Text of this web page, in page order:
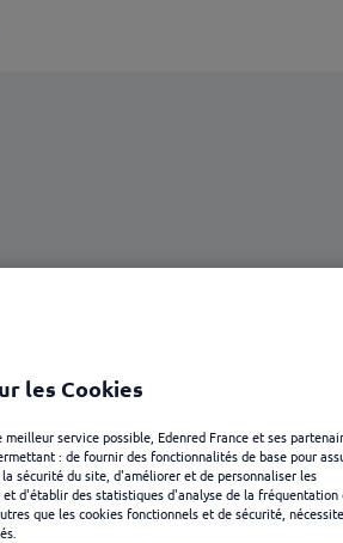
les Cookies
service possible, Edenred France et ses
: de fournir des fonctionnalités de base pour
sécurité du site, d'améliorer et de personnaliser les
d'établir des statistiques d'analyse de la fréquentation
que les cookies fonctionnels et de sécurité,